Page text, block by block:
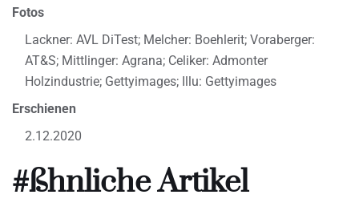
Fotos
Lackner: AVL DiTest; Melcher: Boehlerit; Voraberger:
AT&S; Mittlinger: Agrana; Celiker: Admonter
Holzindustrie; Gettyimages; Illu: Gettyimages
Erschienen
2.12.2020
#ßhnliche Artikel